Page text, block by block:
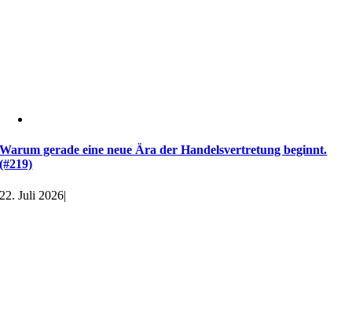
Warum gerade eine neue Ära der Handelsvertretung beginnt.
(#219)
22. Juli 2026|